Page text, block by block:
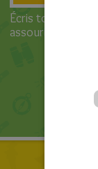
Écris ton histoire
assourissante!